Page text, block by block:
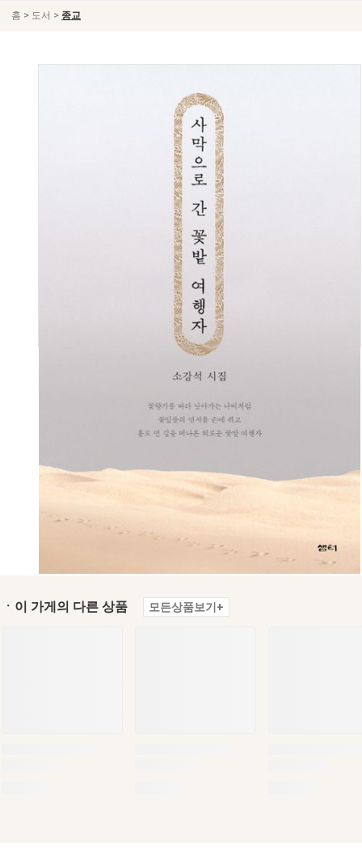
홈 > 도서 > 종교
ㆍ이 가게의 다른 상품 모든상품보기+